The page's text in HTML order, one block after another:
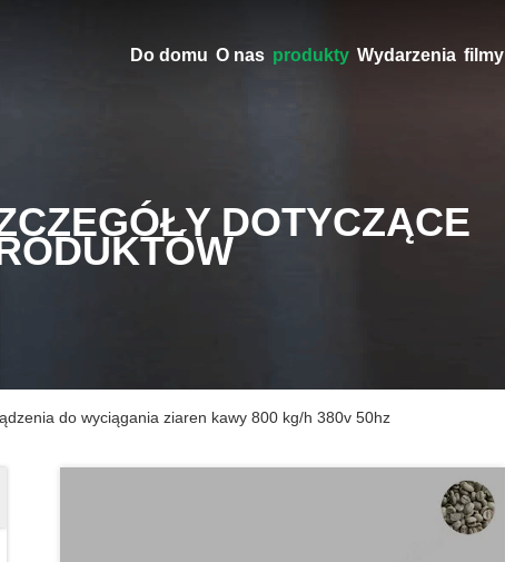
Do domu O nas produkty Wydarzenia filmy
DOTYCZĄCE
do wyciągania ziaren kawy 800 kg/h 380v 50hz